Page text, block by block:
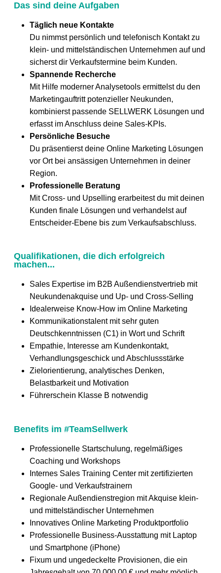
Das sind deine Aufgaben
Täglich neue Kontakte
Du nimmst persönlich und telefonisch Kontakt zu
klein- und mittelständischen Unternehmen auf und
sicherst dir Verkaufstermine beim Kunden.
Spannende Recherche
Mit Hilfe moderner Analysetools ermittelst du den
Marketingauftritt potenzieller Neukunden,
kombinierst passende SELLWERK Lösungen und
erfasst im Anschluss deine Sales-KPIs.
Persönliche Besuche
Du präsentierst deine Online Marketing Lösungen
vor Ort bei ansässigen Unternehmen in deiner
Region.
Professionelle Beratung
Mit Cross- und Upselling erarbeitest du mit deinen
Kunden finale Lösungen und verhandelst auf
Entscheider-Ebene bis zum Verkaufsabschluss.
Qualifikationen, die dich erfolgreich
machen...
Sales Expertise im B2B Außendienstvertrieb mit
Neukundenakquise und Up- und Cross-Selling
Idealerweise Know-How im Online Marketing
Kommunikationstalent mit sehr guten
Deutschkenntnissen (C1) in Wort und Schrift
Empathie, Interesse am Kundenkontakt,
Verhandlungsgeschick und Abschlussstärke
Zielorientierung, analytisches Denken,
Belastbarkeit und Motivation
Führerschein Klasse B notwendig
Benefits im #TeamSellwerk
Professionelle Startschulung, regelmäßiges
Coaching und Workshops
Internes Sales Training Center mit zertifizierten
Google- und Verkaufstrainern
Regionale Außendienstregion mit Akquise klein-
und mittelständischer Unternehmen
Innovatives Online Marketing Produktportfolio
Professionelle Business-Ausstattung mit Laptop
und Smartphone (iPhone)
Fixum und ungedeckelte Provisionen, die ein